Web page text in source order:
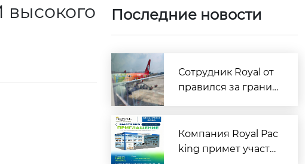
высокого
Последние новости
Сотрудник Royal от
правился за границ
бота помогла успеш
но выполнить задач
Компания Royal Pac
king примет участи